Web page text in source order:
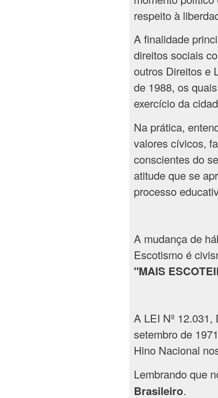
respeito à
A finalidade
direitos sociais
outros Direitos e
de 1988, os
exercício da
Na prática,
valores cívicos,
conscientes do
atitude que se
processo
A mudança de
Escotismo é
"MAIS
A LEI Nº
setembro de
Hino Nacional
Lembrando que
Brasileiro.